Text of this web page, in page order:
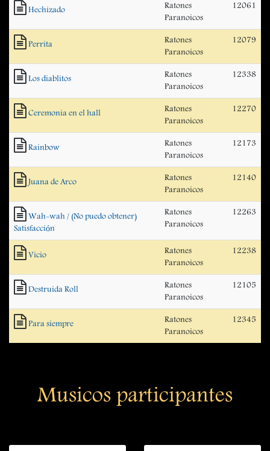
Hechizado
Ratones
Paranoicos
12061
Perrita
Ratones
Paranoicos
12079
Los diablitos
Ratones
Paranoicos
12338
Ceremonia en el hall
Ratones
Paranoicos
12270
Rainbow
Ratones
Paranoicos
12173
Juana de Arco
Ratones
Paranoicos
12140
Wah-wah / (No puedo obtener)
Satisfacción
Ratones
Paranoicos
12263
Vicio
Ratones
Paranoicos
12238
Destruida Roll
Ratones
Paranoicos
12105
Para siempre
Ratones
Paranoicos
12345
Musicos participantes